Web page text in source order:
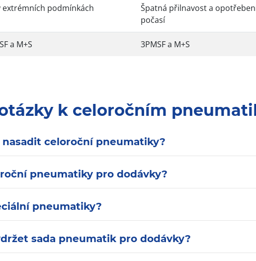
extrémních podmínkách
Špatná přilnavost a
počasí
a M+S 3PMSF a M+S
k celoročním
celoroční pneumatiky?
pneumatiky pro dodávky?
pneumatiky?
sada pneumatik pro dodávky?